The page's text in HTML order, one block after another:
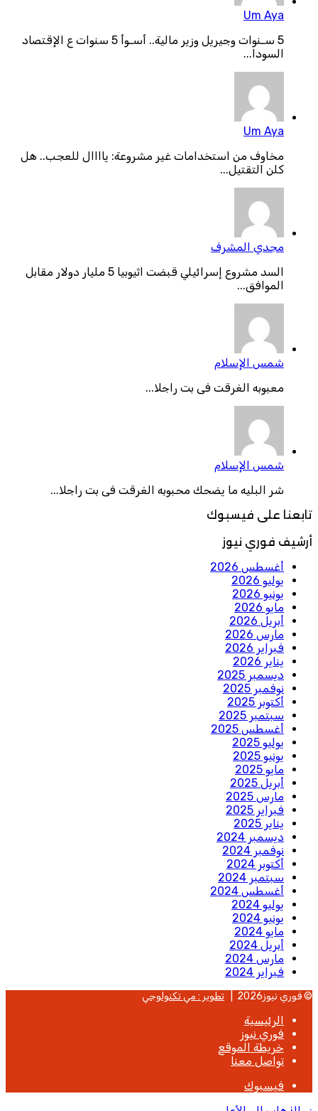
Um Aya
5 سـنوات وجيريل وزير مالية.. أسـوأ 5 سنوات ع الإقتصاد
السودا...
Um Aya
مخاوف من استخدامات غير مشروعة: ياااال للعجب.. هل
كلن التقتيل...
مجدي المشرف
السد مشروع إسرائيلي قبضت اثيوبيا 5 مليار دولار مقابل
الموافق...
شمس الإسلام
معبوبه الغرقت فى بت راجلا...
شمس الإسلام
شر البليه ما يضحك محبوبه الغرقت فى بت راجلا...
تابعنا على فيسبوك
أرشيف فوري نيوز
أغسطس 2026
يوليو 2026
يونيو 2026
مايو 2026
أبريل 2026
مارس 2026
فبراير 2026
يناير 2026
ديسمبر 2025
نوفمبر 2025
أكتوبر 2025
سبتمبر 2025
أغسطس 2025
يوليو 2025
يونيو 2025
مايو 2025
أبريل 2025
مارس 2025
فبراير 2025
يناير 2025
ديسمبر 2024
نوفمبر 2024
أكتوبر 2024
سبتمبر 2024
أغسطس 2024
يوليو 2024
يونيو 2024
مايو 2024
أبريل 2024
مارس 2024
فبراير 2024
© فوري نيوز2026 | تطوير : مي تكنولوجي
الرئيسية
فوري نيوز
خريطة الموقع
تواصل معنا
فيسبوك